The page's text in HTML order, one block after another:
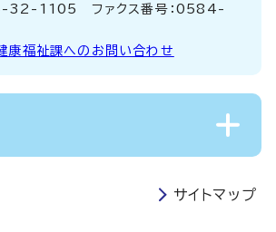
32-1105 ファクス番号：0584-
康福祉課へのお問い合わせ
サイトマップ